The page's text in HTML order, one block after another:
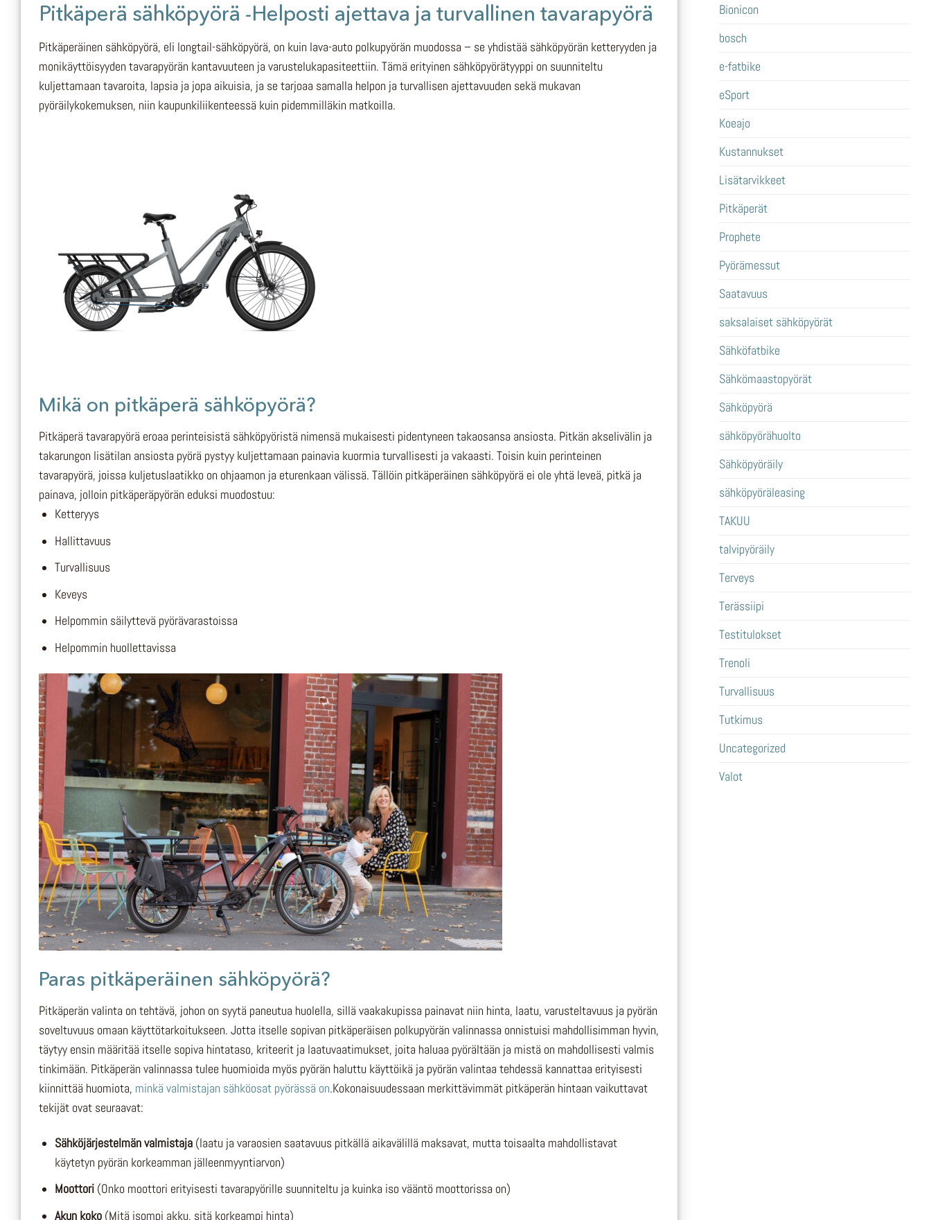
Pitkäperä sähköpyörä -Helposti ajettava ja turvallinen tavarapyörä
Pitkäperäinen sähköpyörä, eli longtail-sähköpyörä, on kuin lava-auto polkupyörän muodossa – se yhdistää sähköpyörän ketteryyden ja
monikäyttöisyyden tavarapyörän kantavuuteen ja varustelukapasiteettiin. Tämä erityinen sähköpyörätyyppi on suunniteltu
kuljettamaan tavaroita, lapsia ja jopa aikuisia, ja se tarjoaa samalla helpon ja turvallisen ajettavuuden sekä mukavan
pyöräilykokemuksen, niin kaupunkiliikenteessä kuin pidemmilläkin matkoilla.
Mikä on pitkäperä sähköpyörä?
Pitkäperä tavarapyörä eroaa perinteisistä sähköpyöristä nimensä mukaisesti pidentyneen takaosansa ansiosta. Pitkän akselivälin ja
takarungon lisätilan ansiosta pyörä pystyy kuljettamaan painavia kuormia turvallisesti ja vakaasti. Toisin kuin perinteinen
tavarapyörä, joissa kuljetuslaatikko on ohjaamon ja eturenkaan välissä. Tällöin pitkäperäinen sähköpyörä ei ole yhtä leveä, pitkä ja
painava, jolloin pitkäperäpyörän eduksi muodostuu:
Ketteryys
Hallittavuus
Turvallisuus
Keveys
Helpommin säilyttevä pyörävarastoissa
Helpommin huollettavissa
Paras pitkäperäinen sähköpyörä?
Pitkäperän valinta on tehtävä, johon on syytä paneutua huolella, sillä vaakakupissa painavat niin hinta, laatu, varusteltavuus ja pyörän
soveltuvuus omaan käyttötarkoitukseen. Jotta itselle sopivan pitkäperäisen polkupyörän valinnassa onnistuisi mahdollisimman hyvin,
täytyy ensin määritää itselle sopiva hintataso, kriteerit ja laatuvaatimukset, joita haluaa pyörältään ja mistä on mahdollisesti valmis
tinkimään. Pitkäperän valinnassa tulee huomioida myös pyörän haluttu käyttöikä ja pyörän valintaa tehdessä kannattaa erityisesti
kiinnittää huomiota, minkä valmistajan sähköosat pyörässä on.Kokonaisuudessaan merkittävimmät pitkäperän hintaan vaikuttavat
tekijät ovat seuraavat:
Sähköjärjestelmän valmistaja (laatu ja varaosien saatavuus pitkällä aikavälillä maksavat, mutta toisaalta mahdollistavat
käytetyn pyörän korkeamman jälleenmyyntiarvon)
Moottori (Onko moottori erityisesti tavarapyörille suunniteltu ja kuinka iso vääntö moottorissa on)
Akun koko (Mitä isompi akku, sitä korkeampi hinta)
Bionicon
bosch
e-fatbike
eSport
Koeajo
Kustannukset
Lisätarvikkeet
Pitkäperät
Prophete
Pyörämessut
Saatavuus
saksalaiset sähköpyörät
Sähköfatbike
Sähkömaastopyörät
Sähköpyörä
sähköpyörähuolto
Sähköpyöräily
sähköpyöräleasing
TAKUU
talvipyöräily
Terveys
Terässiipi
Testitulokset
Trenoli
Turvallisuus
Tutkimus
Uncategorized
Valot